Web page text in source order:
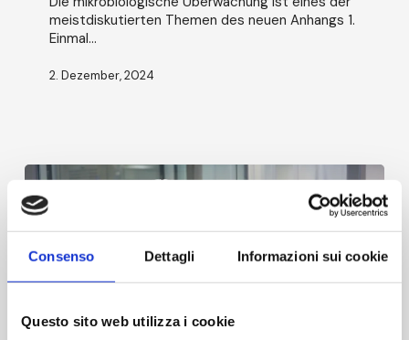
Consenso Dettagli Informazioni sui cookie
Questo sito web utilizza i cookie
Sandlemeistdiskutierten Themen des neuen Anhangs 1.
Einmal...
2. Dezember, 2024